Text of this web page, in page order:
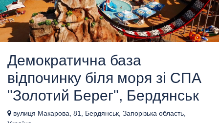
Демократична база
відпочинку біля моря зі СПА
"Золотий Берег", Бердянськ
вулиця Макарова, 81, Бердянськ, Запорізька область,